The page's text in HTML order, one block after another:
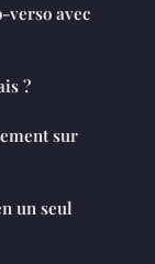
verso avec
?
sur
un seul